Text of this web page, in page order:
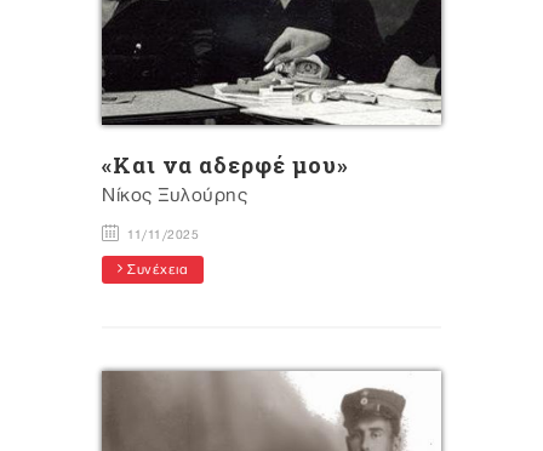
«Και να αδερφέ μου»
Νίκος Ξυλούρης
11/11/2025
Συνέχεια